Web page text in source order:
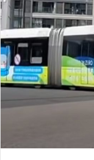
a
n
e
m
a
i
l